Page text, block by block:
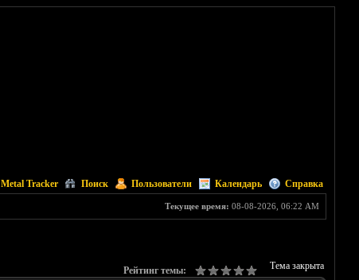
Metal Tracker Поиск Пользователи Календарь Справка
Текущее время: 08-08-2026, 06:22 AM
Тема закрыта
Рейтинг темы: